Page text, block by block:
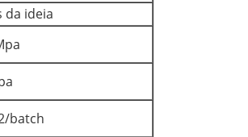
da ideia
batch